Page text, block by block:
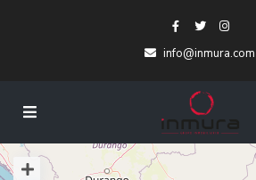
info@inmura.com